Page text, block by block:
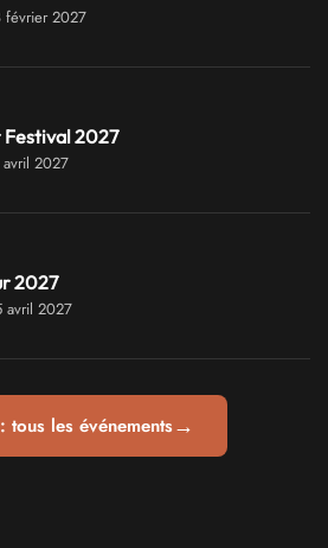
février 2027
Festival 2027
2027
2027
avril 2027
tous les événements→